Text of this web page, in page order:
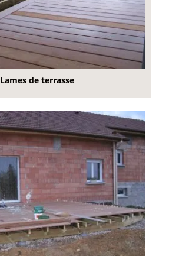
Lames de terrasse